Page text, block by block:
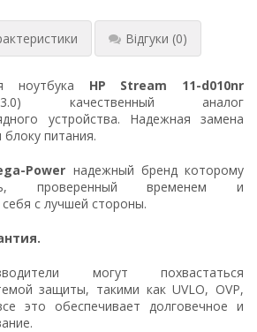
Відгуки (0)
ноутбука HP Stream 11-d010nr
4.5×3.0) качественный аналог
устройства. Надежная замена
питания.
Power надежный бренд которому
проверенный временем и
с лучшей стороны.
могут похвастаться
защиты, такими как UVLO, OVP,
это обеспечивает долговечное и